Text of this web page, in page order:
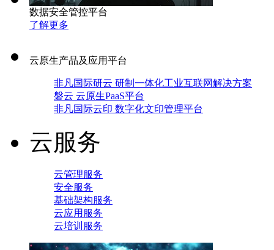
数据安全管控平台
了解更多
云原生产品及应用平台
非凡国际研云 研制一体化工业互联网解决方案
磐云 云原生PaaS平台
非凡国际云印 数字化文印管理平台
云服务
云管理服务
安全服务
基础架构服务
云应用服务
云培训服务